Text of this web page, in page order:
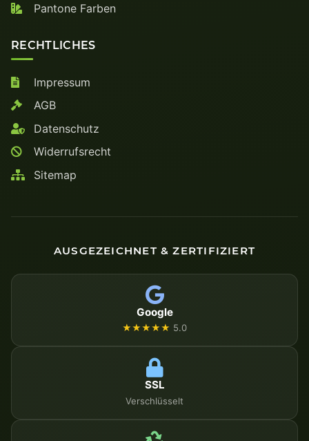
Pantone Farben
RECHTLICHES
Impressum
AGB
Datenschutz
Widerrufsrecht
Sitemap
AUSGEZEICHNET & ZERTIFIZIERT
Google
★★★★★ 5.0
SSL
Verschlüsselt